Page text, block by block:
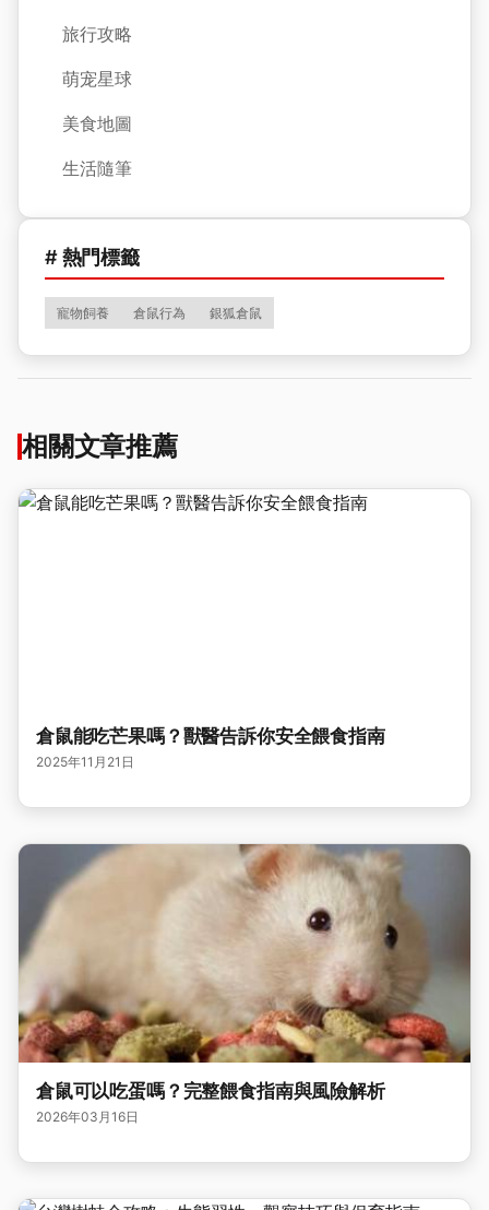
旅行攻略
萌宠星球
美食地圖
生活隨筆
# 熱門標籤
寵物飼養 倉鼠行為 銀狐倉鼠
相關文章推薦
倉鼠能吃芒果嗎？獸醫告訴你安全餵食指南
2025年11月21日
倉鼠可以吃蛋嗎？完整餵食指南與風險解析
2026年03月16日